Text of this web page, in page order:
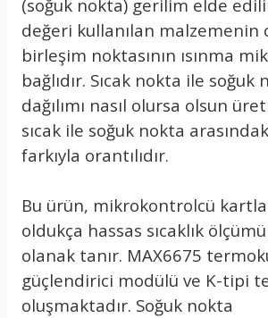
(soğuk nokta) gerilim elde
değeri kullanılan malzemenin
birleşim noktasının ısınma
bağlıdır. Sıcak nokta ile soğuk
dağılımı nasıl olursa olsun
sıcak ile soğuk nokta
farkıyla orantılıdır.
Bu ürün, mikrokontrolcü
oldukça hassas sıcaklık
olanak tanır. MAX6675
güçlendirici modülü ve K-tipi
oluşmaktadır. Soğuk nokta